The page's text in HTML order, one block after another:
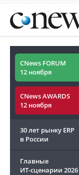
CNews FORUM
12 ноября
CNews AWARDS
12 ноября
30 лет рынку ERP
в России
Главные
ИТ-сценарии 2026